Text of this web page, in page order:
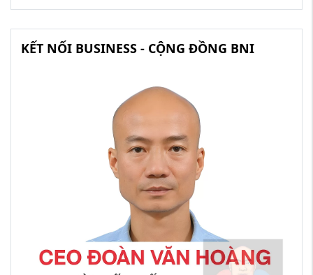
KẾT NỐI BUSINESS - CỘNG ĐỒNG BNI